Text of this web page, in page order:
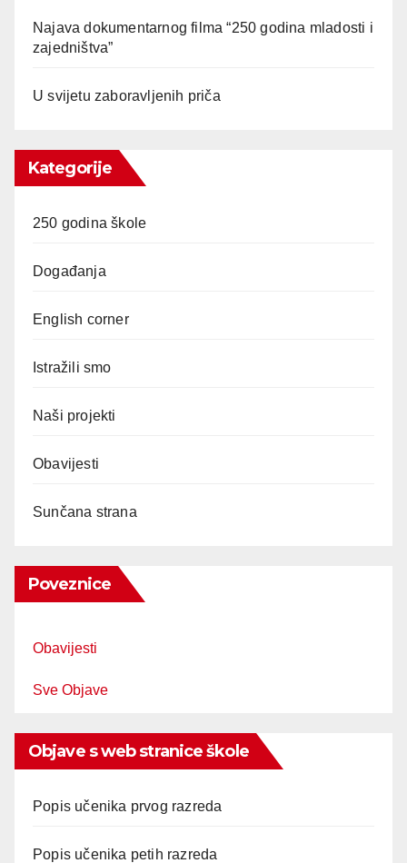
Najava dokumentarnog filma “250 godina mladosti i
zajedništva”
U svijetu zaboravljenih priča
Kategorije
250 godina škole
Događanja
English corner
Istražili smo
Naši projekti
Obavijesti
Sunčana strana
Poveznice
Obavijesti
Sve Objave
Objave s web stranice škole
Popis učenika prvog razreda
Popis učenika petih razreda